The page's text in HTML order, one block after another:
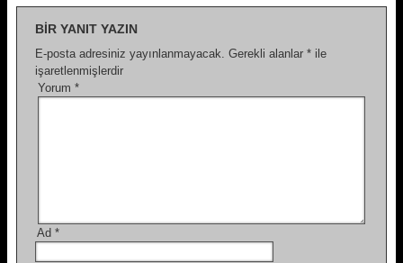
BIR YANIT YAZIN
E-posta adresiniz yayınlanmayacak. Gerekli alanlar * ile
işaretlenmişlerdir
Yorum *
Ad *